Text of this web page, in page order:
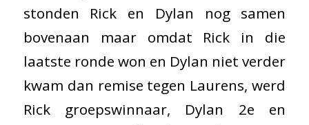
stonden Rick en Dylan nog samen
bovenaan maar omdat Rick in die
laatste ronde won en Dylan niet verder
kwam dan remise tegen Laurens, werd
Rick groepswinnaar, Dylan 2e en